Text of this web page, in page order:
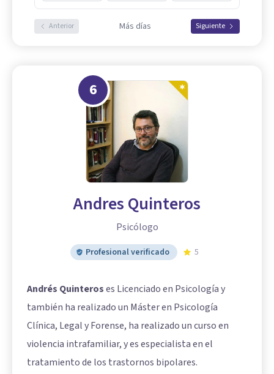
Anterior Más días Siguiente
6
Andres Quinteros
Psicólogo
Profesional verificado 5
Andrés Quinteroses Licenciado en Psicología y
también ha realizado un Máster en Psicología
Clínica, Legal y Forense, ha realizado un curso en
violencia intrafamiliar, y es especialista en el
tratamiento de los trastornos bipolares.